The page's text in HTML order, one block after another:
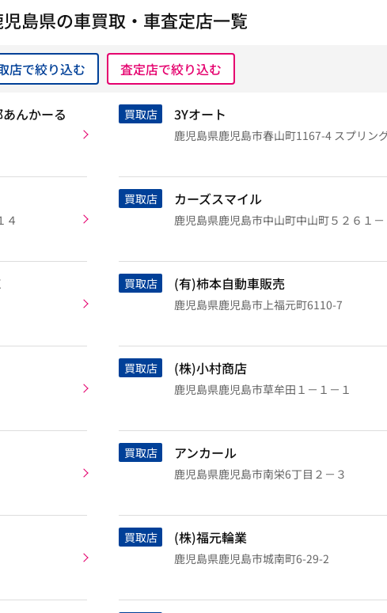
島県の車買取・車査定店一覧
店で絞り込む 査定店で絞り込む
んかーる 買取店 3Yオート
鹿児島県鹿児島市春山町1167-4 スプリン
４
買取店 カーズスマイル
鹿児島県鹿児島市中山町中山町５２６１－
買取店 (有)柿本自動車販売
鹿児島県鹿児島市上福元町6110-7
買取店 (株)小村商店
鹿児島県鹿児島市草牟田１－１－１
買取店 アンカール
鹿児島県鹿児島市南栄6丁目２－３
買取店 (株)福元輪業
鹿児島県鹿児島市城南町6-29-2